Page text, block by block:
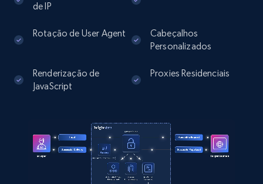
Instagram - Posts - Collects posts from a
URL, User posted, Description, Hashtags, Num
more.
Zillow properties listing information
Zpid, City, State, HomeStatus, Address,
de IP
Rotação de User Agent
Cabeçalhos
Personalizados
Renderização de
JavaScript
Proxies Residenciais